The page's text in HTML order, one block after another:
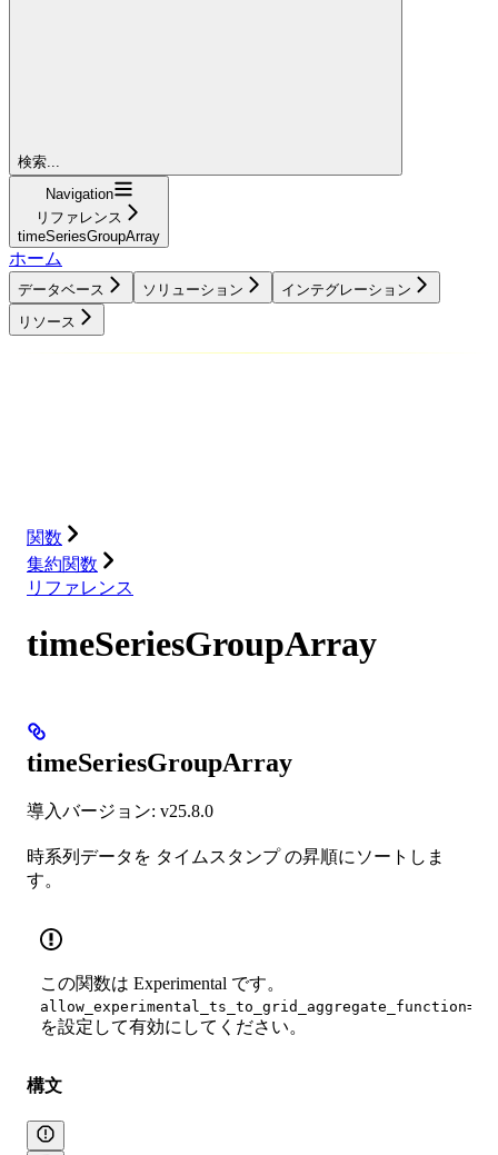
検索...
Navigation
リファレンス
timeSeriesGroupArray
ホーム
データベース ソリューション
インテグレーション
リソース
関数
集約関数
リファレンス
timeSeriesGroupArray
timeSeriesGroupArray
導入バージョン: v25.8.0
時系列データを タイムスタンプ の昇順にソートしま
す。
この関数は Experimental です。
を設定して有効にしてください。
構文